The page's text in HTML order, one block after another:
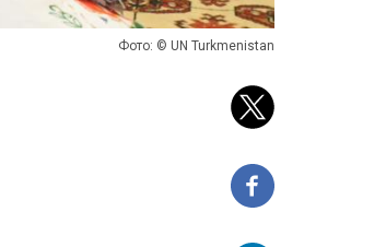
Фото: © UN Turkmenistan